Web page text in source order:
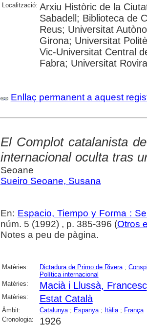
Localització: Arxiu Històric de la
Sabadell; Biblioteca de
Reus; Universitat
Girona; Universitat
Vic-Universitat Central
Fabra; Universitat
Enllaç permanent a aquest
El Complot catalanista
internacional oculta tras
Seoane
Sueiro Seoane, Susana
En: Espacio, Tiempo y Forma :
núm. 5 (1992) , p. 385-396 (Otros
Notes a peu de pàgina.
Matèries: Dictadura de Primo de Rivera;
Política internacional
Matèries:
Macià i Llussà, Francesc
Matèries: Estat Català
Àmbit: Catalunya; Espanya; Itàlia; França
Cronologia:
1926